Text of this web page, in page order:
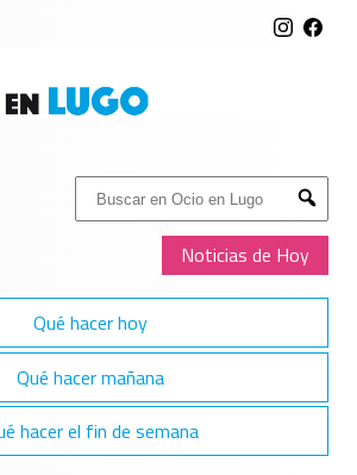
Buscar:
Submit
Noticias de Hoy
Qué hacer hoy
Qué hacer mañana
hacer el fin de semana